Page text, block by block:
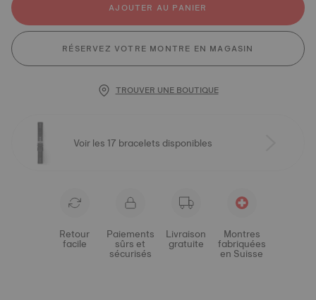
AJOUTER AU PANIER
RÉSERVEZ VOTRE MONTRE EN MAGASIN
TROUVER UNE BOUTIQUE
Voir les 17 bracelets disponibles
Retour
facile
Paiements
sûrs et
sécurisés
Livraison
gratuite
Montres
fabriquées
en Suisse